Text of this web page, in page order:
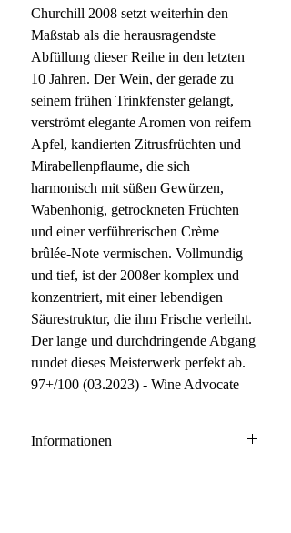
Churchill 2008 setzt weiterhin den
Maßstab als die herausragendste
Abfüllung dieser Reihe in den letzten
10 Jahren. Der Wein, der gerade zu
seinem frühen Trinkfenster gelangt,
verströmt elegante Aromen von reifem
Apfel, kandierten Zitrusfrüchten und
Mirabellenpflaume, die sich
harmonisch mit süßen Gewürzen,
Wabenhonig, getrockneten Früchten
und einer verführerischen Crème
brûlée-Note vermischen. Vollmundig
und tief, ist der 2008er komplex und
konzentriert, mit einer lebendigen
Säurestruktur, die ihm Frische verleiht.
Der lange und durchdringende Abgang
rundet dieses Meisterwerk perfekt ab.
97+/100 (03.2023) - Wine Advocate
Informationen